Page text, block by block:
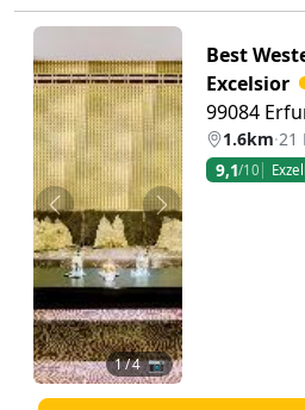
Zurück Weiter
1/ 4 📷
Best
Excelsior
99084
1.6km·21
9,1/10